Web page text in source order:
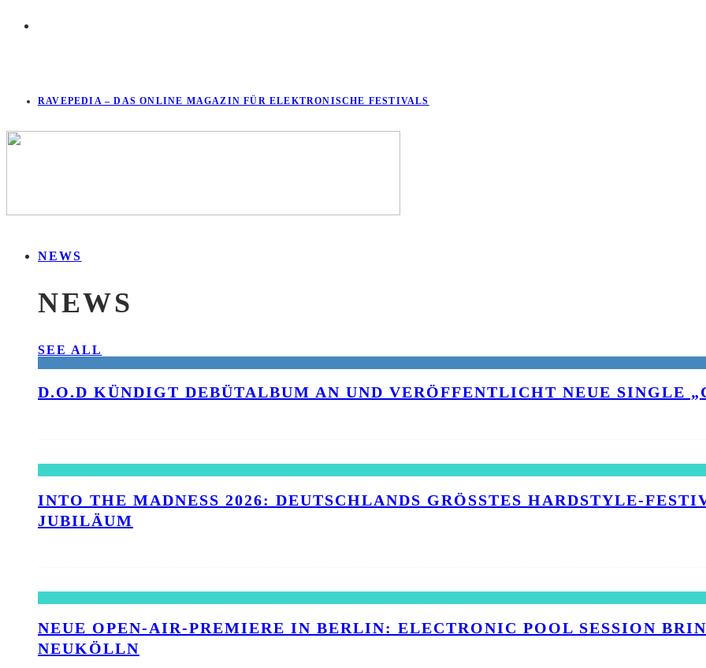
RAVEPEDIA – DAS ONLINE MAGAZIN FÜR ELEKTRONISCHE FESTIVALS
NEWS
NEWS
SEE ALL
D.O.D KÜNDIGT DEBÜTALBUM AN UND VERÖFFENTLICHT NEUE SINGLE
INTO THE MADNESS 2026: DEUTSCHLANDS GRÖSSTES HARDSTYLE-
UBILÄUM
NEUE OPEN-AIR-PREMIERE IN BERLIN: ELECTRONIC POOL SESSION
NEUKÖLLN